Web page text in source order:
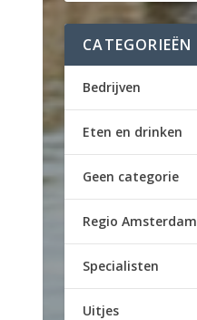
CATEGORIEËN
Bedrijven
Eten en drinken
Geen categorie
Regio Amsterdam
Specialisten
Uitjes